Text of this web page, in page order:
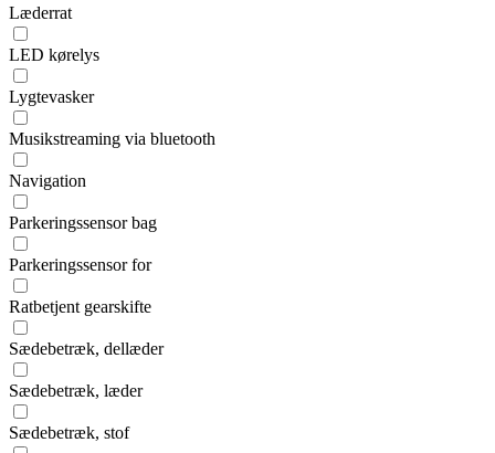
Læderrat
LED kørelys
Lygtevasker
Musikstreaming via bluetooth
Navigation
Parkeringssensor bag
Parkeringssensor for
Ratbetjent gearskifte
Sædebetræk, dellæder
Sædebetræk, læder
Sædebetræk, stof